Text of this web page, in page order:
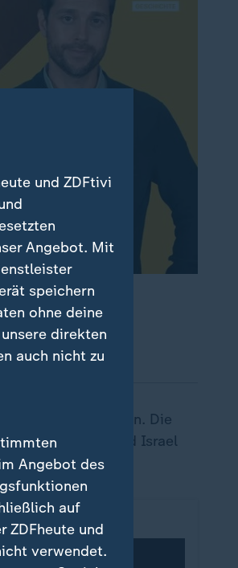
palästinensische
entführt worden. Die
der Hamas und Israel
und ZDFtivi
Angebot. Mit
speichern
ohne deine
direkten
auch nicht zu
Angebot des
auf
ZDFheute und
verwendet.